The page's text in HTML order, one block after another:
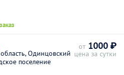
Одинцовский
поселение
от 1000 ₽
цена за сутки